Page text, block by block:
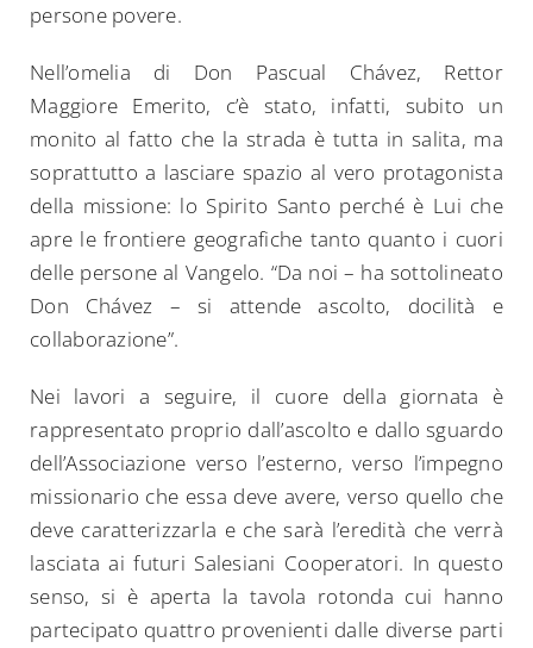
persone povere.
Nell’omelia di Don Pascual Chávez, Rettor
Maggiore Emerito, c’è stato, infatti, subito un
monito al fatto che la strada è tutta in salita, ma
soprattutto a lasciare spazio al vero protagonista
della missione: lo Spirito Santo perché è Lui che
apre le frontiere geografiche tanto quanto i cuori
delle persone al Vangelo. “Da noi – ha sottolineato
Don Chávez – si attende ascolto, docilità e
collaborazione”.
Nei lavori a seguire, il cuore della giornata è
rappresentato proprio dall’ascolto e dallo sguardo
dell’Associazione verso l’esterno, verso l’impegno
missionario che essa deve avere, verso quello che
deve caratterizzarla e che sarà l’eredità che verrà
lasciata ai futuri Salesiani Cooperatori. In questo
senso, si è aperta la tavola rotonda cui hanno
partecipato quattro provenienti dalle diverse parti